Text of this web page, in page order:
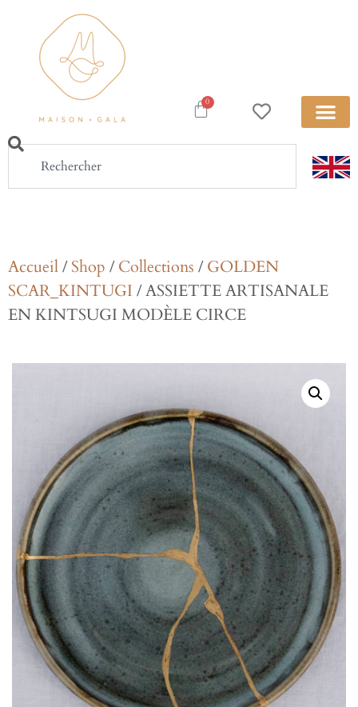
0
Accueil/Shop /Collections /GOLDEN
SCAR_KINTUGI / ASSIETTE ARTISANALE
EN KINTSUGI MODÈLE CIRCE